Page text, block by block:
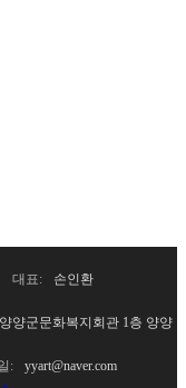
대표:
손인환
양군문화복지회관 1층 양양
:
yyart@naver.com